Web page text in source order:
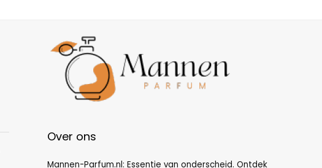
kapper Kolonya |
parfums
Over ons
Mannen-Parfum.nl: Essentie van onderscheid. Ontdek